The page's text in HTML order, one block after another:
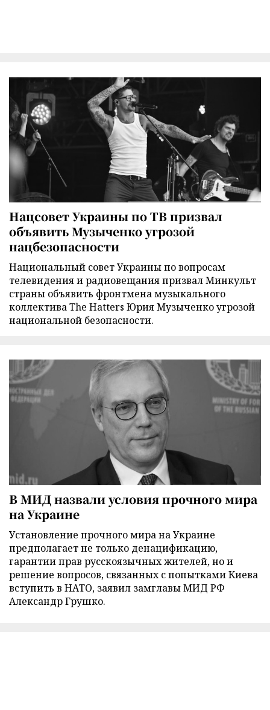
Нацсовет Украины по ТВ призвал
объявить Музыченко угрозой
нацбезопасности
Национальный совет Украины по вопросам
телевидения и радиовещания призвал Минкульт
страны объявить фронтмена музыкального
коллектива The Hatters Юрия Музыченко угрозой
национальной безопасности.
В МИД назвали условия прочного мира
на Украине
Установление прочного мира на Украине
предполагает не только денацификацию,
гарантии прав русскоязычных жителей, но и
решение вопросов, связанных с попытками Киева
вступить в НАТО, заявил замглавы МИД РФ
Александр Грушко.